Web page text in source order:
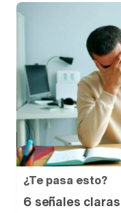
¿Te pasa esto?
6 señales